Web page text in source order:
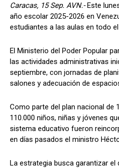
Caracas, 15 Sep. AVN.-Este
año escolar 2025-2026 en
estudiantes a las aulas en todo
El Ministerio del Poder Popular
las actividades administrativas
septiembre, con jornadas de
salones y adecuación de
Como parte del plan nacional de
110.000 niños, niñas y jóvenes
sistema educativo fueron
en días pasados el ministro
La estrategia busca garantizar el